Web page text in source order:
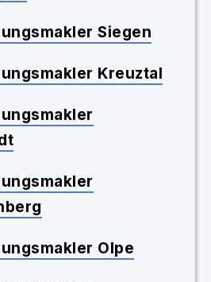
Siegen
Kreuztal
Olpe